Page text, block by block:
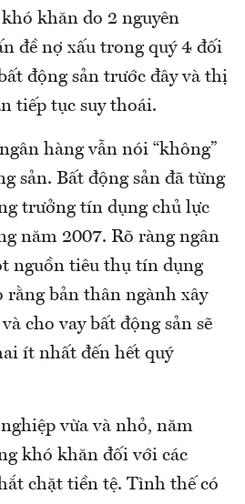
khăn do 2 nguyên
đề nợ xấu trong quý 4 đối
động sản trước đây và thị
tiếp tục suy thoái.
hàng vẫn nói “không”
sản. Bất động sản đã từng
trưởng tín dụng chủ lực
năm 2007. Rõ ràng ngân
nguồn tiêu thụ tín dụng
bản thân ngành xây
cho vay bất động sản sẽ
ít nhất đến hết quý
vừa và nhỏ, năm
khó khăn đối với các
chặt tiền tệ. Tình thế có